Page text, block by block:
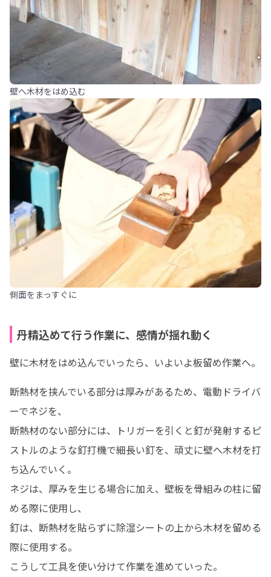
壁へ木材をはめ込む
側面をまっすぐに
丹精込めて行う作業に、感情が揺れ動く
壁に木材をはめ込んでいったら、いよいよ板留め作業へ。
断熱材を挟んでいる部分は厚みがあるため、電動ドライバ
ーでネジを、
断熱材のない部分には、トリガーを引くと釘が発射するピ
ストルのような釘打機で細長い釘を、頑丈に壁へ木材を打
ち込んでいく。
ネジは、厚みを生じる場合に加え、壁板を骨組みの柱に留
める際に使用し、
釘は、断熱材を貼らずに除湿シートの上から木材を留める
際に使用する。
こうして工具を使い分けて作業を進めていった。